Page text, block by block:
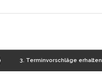
3. Terminvorschläge erhalten